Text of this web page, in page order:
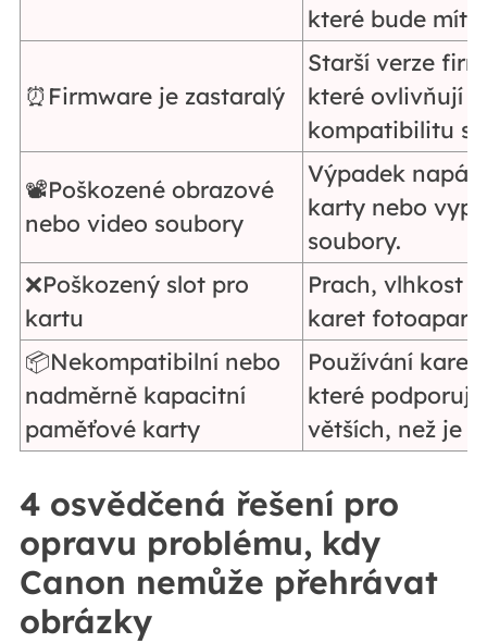
které bude mít
⏰Firmware je zastaralý
Starší verze
které ovlivňují
kompatibilitu s
📽️Poškozené obrazové
nebo video soubory
Výpadek
karty nebo
soubory.
❌Poškozený slot pro
kartu
Prach, vlhkost
karet
📦Nekompatibilní nebo
nadměrně kapacitní
paměťové karty
Používání karet
které podporují
větších, než je
4 osvědčená řešení pro
opravu problému, kdy
Canon nemůže přehrávat
obrázky